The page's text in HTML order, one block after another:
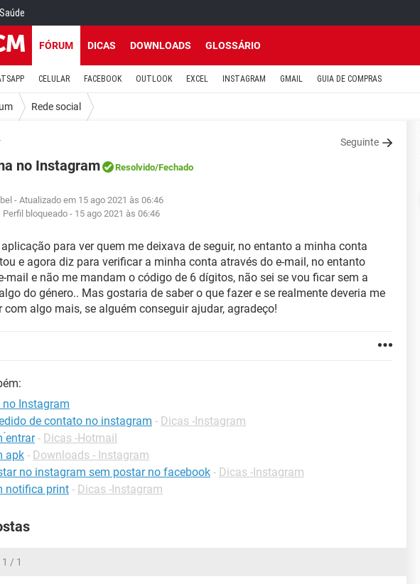
Saúde
FÓRUM DICAS DOWNLOADS GLOSSÁRIO
CELULAR FACEBOOK OUTLOOK EXCEL INSTAGRAM GMAIL GUIA DE COMPRAS
Rede social
Seguinte
no Instagram Resolvido/Fechado
- Atualizado em 15 ago 2021 às 06:46
Perfil bloqueado - 15 ago 2021 às 06:46
para ver quem me deixava de seguir, no entanto a minha conta
e agora diz para verificar a minha conta através do e-mail, no entanto
mail e não me mandam o código de 6 dígitos, não sei se vou ficar sem a
do género.. Mas gostaria de saber o que fazer e se realmente deveria me
com algo mais, se alguém conseguir ajudar, agradeço!
no Instagram
de contato no instagram - Dicas -Instagram
́entrar - Dicas -Hotmail
apk - Downloads - Instagram
no instagram sem postar no facebook - Dicas -Instagram
notifica print - Dicas -Instagram
1 / 1